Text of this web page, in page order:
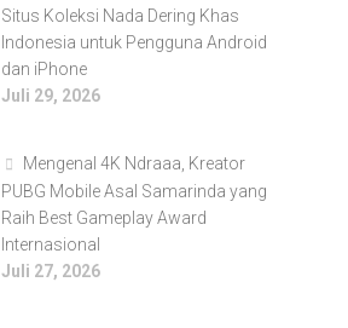
Situs Koleksi Nada Dering Khas
Indonesia untuk Pengguna Android
dan iPhone
Juli 29, 2026
Mengenal 4K Ndraaa, Kreator
PUBG Mobile Asal Samarinda yang
Raih Best Gameplay Award
Internasional
Juli 27, 2026